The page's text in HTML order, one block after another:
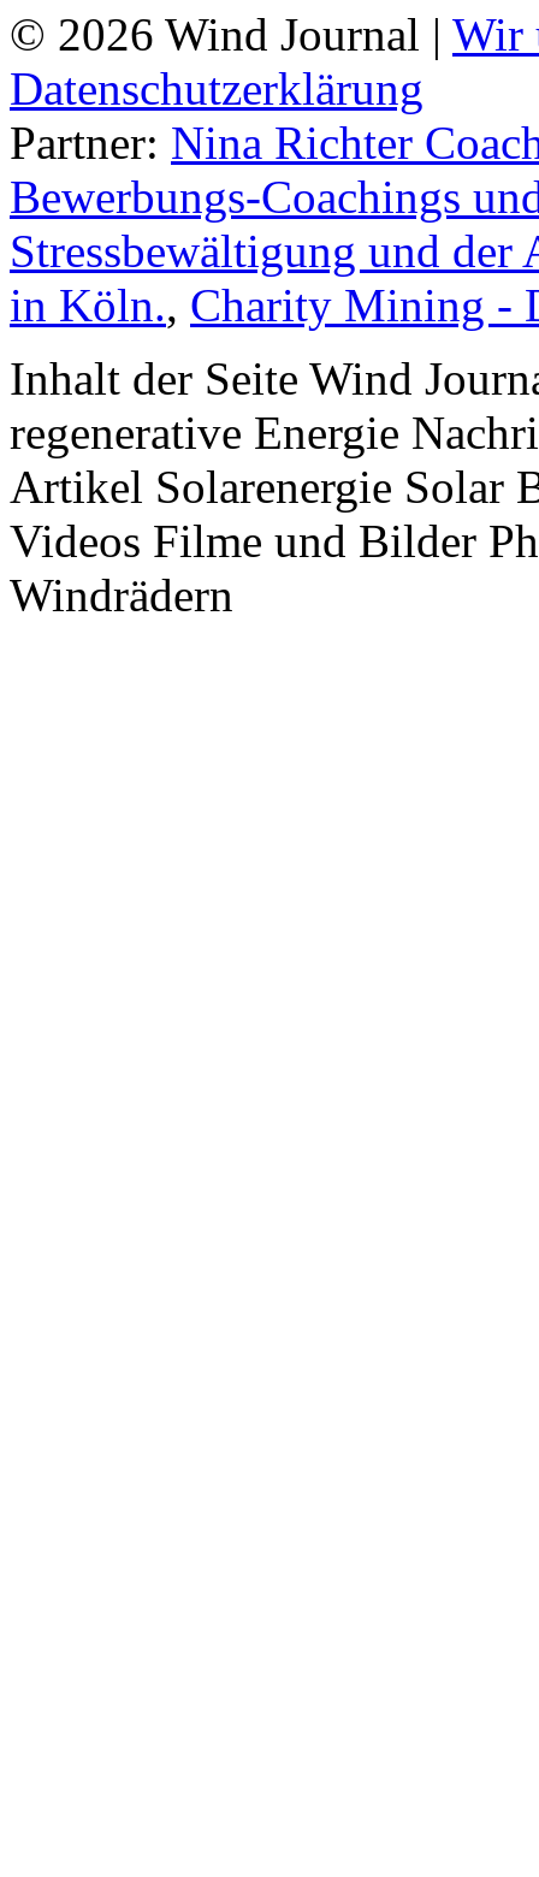
© 2026 Wind Journal | Wir
Datenschutzerklärung
Partner: Nina Richter
Bewerbungs-Coachings
Stressbewältigung und
in Köln., Charity Mining -
Inhalt der Seite Wind
regenerative Energie
Artikel Solarenergie Solar
Videos Filme und Bilder
Windrädern